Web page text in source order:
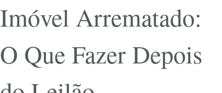
Imóvel Arrematado:
O Que Fazer Depois